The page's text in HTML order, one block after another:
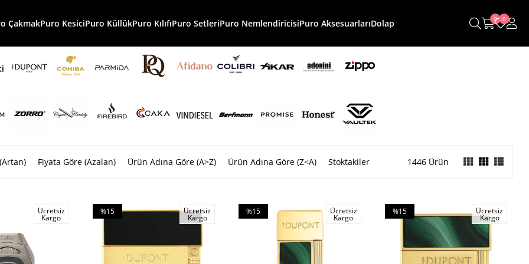
ÇakmakPuro KesiciPuro KüllükPuro KılıfıPuro SetleriPuro NemlendiricisiPuro AksesuarlarıDolap 0 0
Fiyata Göre (Azalan) Ürün Adına Göre (A>Z) Ürün Adına Göre (Z<A) Stoktakiler 1446 Ürün
Ücretsiz
Kargo
%15
Ücretsiz
Kargo
%15
Ücretsiz
Kargo
%15
İndirim
Ücretsiz
Kargo